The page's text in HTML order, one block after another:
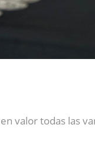
valor todas las